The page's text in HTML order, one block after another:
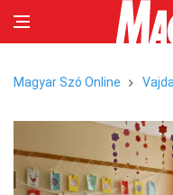
Magyar Szó Online